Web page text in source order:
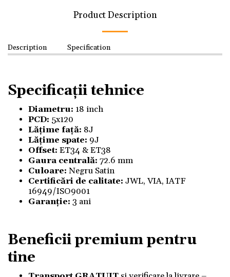
Product Description
Description Specification
Specificații tehnice
Diametru: 18 inch
PCD: 5x120
Lățime față: 8J
Lățime spate: 9J
Offset: ET34 & ET38
Gaura centrală: 72.6 mm
Culoare: Negru Satin
Certificări de calitate: JWL, VIA, IATF
16949/ISO9001
Garanție: 3 ani
Beneficii premium pentru
tine